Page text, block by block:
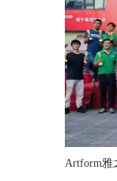
Artform雅